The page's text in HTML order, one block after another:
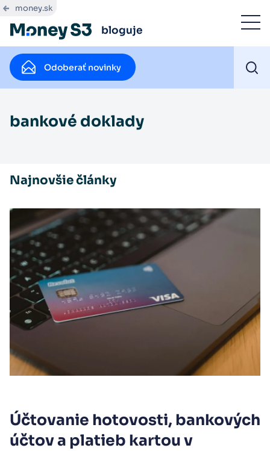
money.sk
bloguje
Odoberať novinky
bankové doklady
Najnovšie články
Účtovanie hotovosti, bankových
účtov a platieb kartou v